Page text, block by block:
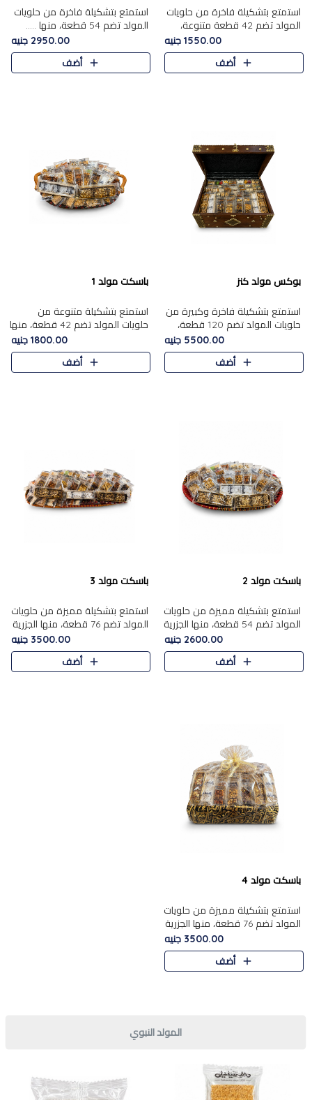
استمتع بتشكيلة فاخرة من حلويات
المولد تضم 42 قطعة متنوعة،
1550.00 جنيه
أضف
استمتع بتشكيلة فاخرة من حلويات
المولد تضم 54 قطعة، منها .....
2950.00 جنيه
أضف
بوكس مولد كنز
استمتع بتشكيلة فاخرة وكبيرة من
حلويات المولد تضم 120 قطعة،
5500.00 جنيه
أضف
باسكت مولد 1
استمتع بتشكيلة متنوعة من
حلويات المولد تضم 42 قطعة، منها
علي بابا بالمكسرات و،.....1800.00 جنيه
أضف
باسكت مولد 2
استمتع بتشكيلة مميزة من حلويات
المولد تضم 54 قطعة، منها الجزرية
بالفول والبندق، علي بابا بالمكسرات،
ا.....
2600.00 جنيه
أضف
باسكت مولد 3
استمتع بتشكيلة مميزة من حلويات
المولد تضم 76 قطعة، منها الجزرية
بالفول والبندق، علي باب........
3500.00 جنيه
أضف
باسكت مولد 4
استمتع بتشكيلة مميزة من حلويات
المولد تضم 76 قطعة، منها الجزرية
بالفول والبندق، علي بابا
بالمكسرات.......
3500.00 جنيه
أضف
المولد النبوي